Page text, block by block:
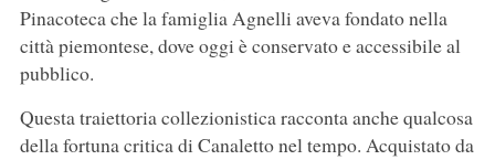
Pinacoteca che la famiglia Agnelli aveva fondato nella
città piemontese, dove oggi è conservato e accessibile al
pubblico.
Questa traiettoria collezionistica racconta anche qualcosa
della fortuna critica di Canaletto nel tempo. Acquistato da